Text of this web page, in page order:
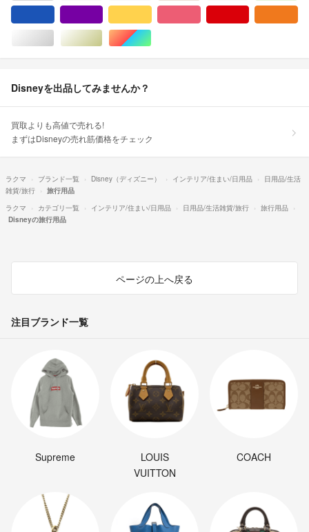
シルバー/銀色系ゴールド/金色系マルチカラー
Disneyを出品してみませんか？
買取よりも高値で売れる!
まずはDisneyの売れ筋価格をチェック
ラクマ ブランド一覧 Disney（ディズニー） インテリア/住まい/日用品
日用品/生活
雑貨/旅行
旅行用品
ラクマ
カテゴリ一覧 インテリア/住まい/日用品 日用品/生活雑貨/旅行
旅行用品
Disneyの旅行用品
ページの上へ戻る
注目ブランド一覧
Supreme
LOUIS
VUITTON
COACH